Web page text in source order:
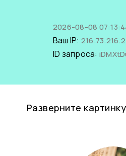
2026-08-08
Ваш IP:
ID запроса:
Разверните